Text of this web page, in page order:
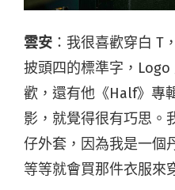
雲安 ：我很喜歡穿白 T
披頭四的標準字，
歡，還有他《Half》專
影，就覺得很有巧思。
仔外套，因為我是一個
等等就會買那件衣服來